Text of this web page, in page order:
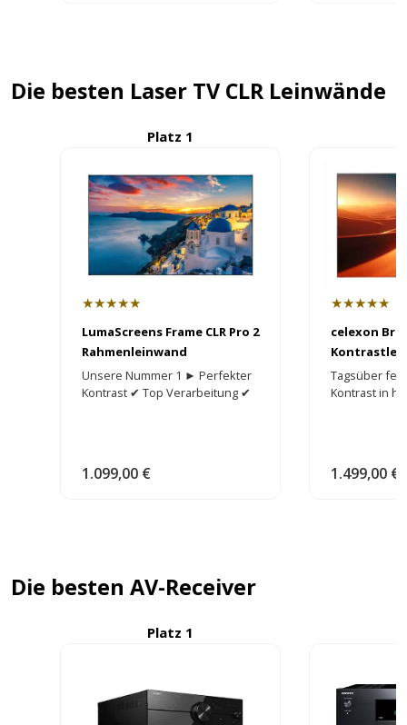
Die besten Laser TV CLR Leinwände
Platz 1
★★★★★
LumaScreens Frame CLR Pro 2
Rahmenleinwand
Unsere Nummer 1 ► Perfekter
Kontrast ✔ Top Verarbeitung ✔
1.099,00 €
★★★★★
celexon
Tagsüber
Kontrast in
1.499,00 €
Die besten AV-Receiver
Platz 1